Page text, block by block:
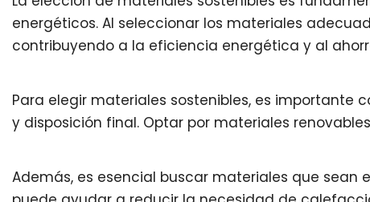
energéticos. Al seleccionar los materiales
contribuyendo a la eficiencia energética y al
Para elegir materiales sostenibles, es importante
y disposición final. Optar por materiales
Además, es esencial buscar materiales que